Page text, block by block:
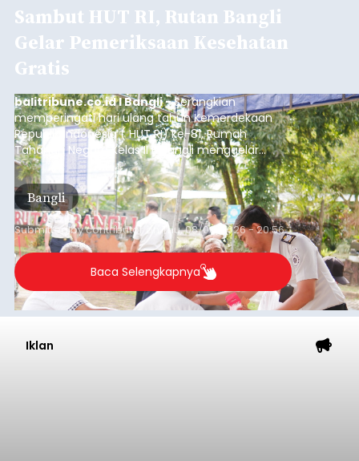
Sambut HUT RI, Rutan Bangli
Gelar Pemeriksaan Kesehatan
Gratis
balitribune.co.id I Bangli -Serangkian
memperingati hari ulang tahun Kemerdekaan
Republik Indonesia ( HUT RI) ke-81, Rumah
Tahanan Negara Kelas II B Bangli menggelar
kegiatan pemeriksaan kesehatan gratis, Rabu
(6/8/2026).
Bangli
Submitted bycontributor Thu, 08/06/2026 - 20:56
Baca Selengkapnya
Iklan